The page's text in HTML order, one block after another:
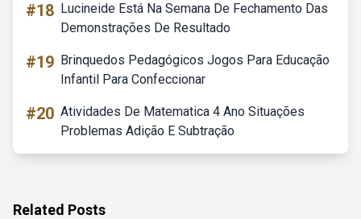
#18 Lucineide Está Na Semana De Fechamento Das
Demonstrações De Resultado
#19 Brinquedos Pedagógicos Jogos Para Educação
Infantil Para Confeccionar
#20 Atividades De Matematica 4 Ano Situações
Problemas Adição E Subtração
Related Posts